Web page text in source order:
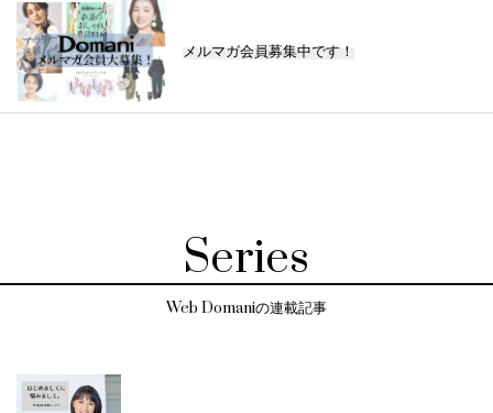
メルマガ会員募集中です！
Series
Web Domaniの連載記事